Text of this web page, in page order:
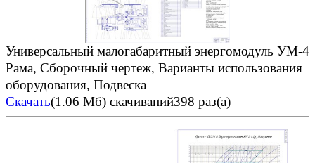
Универсальный малогабаритный энергомодуль УМ-4
Рама, Сборочный чертеж, Варианты использования
оборудования, Подвеска
Скачать(1.06 Мб) скачиваний398 раз(а)